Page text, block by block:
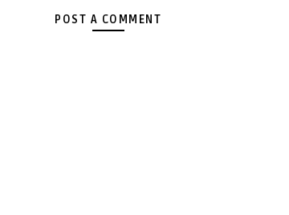
POST A COMMENT